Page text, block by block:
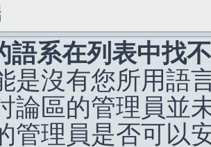
語系在列表中找
是沒有您所用語
論區的管理員並
管理員是否可以